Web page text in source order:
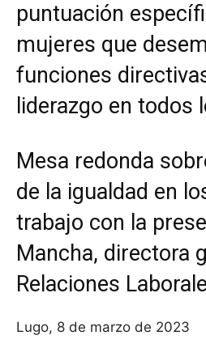
puntuación
mujeres que
funciones
liderazgo en todos
Mesa redonda
de la igualdad en
trabajo con la
Mancha, directora
Relaciones
Lugo, 8 de marzo de 2023